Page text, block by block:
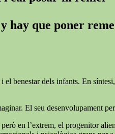
hay que poner
el benestar dels infants. En
El seu desenvolupament
en l’extrem, el progenitor